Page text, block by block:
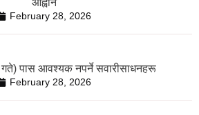
आह्वान
February 28, 2026
पास आवश्यक नपर्ने सवारीसाधनहरू
February 28, 2026